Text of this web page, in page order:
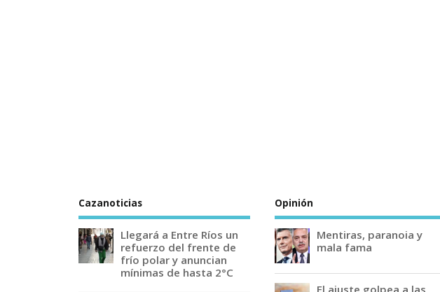
Cazanoticias
Llegará a Entre Ríos un
refuerzo del frente de
frío polar y anuncian
mínimas de hasta 2°C
Opinión
Mentiras, paranoia y
mala fama
El ajuste golpea a las